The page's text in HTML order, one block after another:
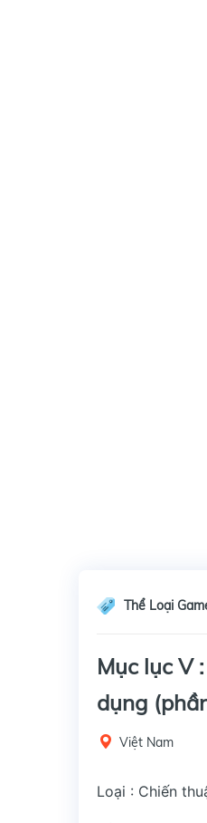
Thể Loại
Mục lục V
dụng
Việt Nam
Loại : Chiến